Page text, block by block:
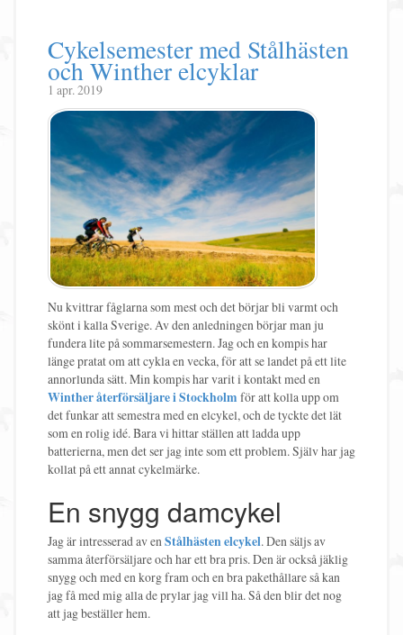
Cykelsemester med Stålhästen
och Winther elcyklar
1 apr. 2019
Nu kvittrar fåglarna som mest och det börjar bli varmt och
skönt i kalla Sverige. Av den anledningen börjar man ju
fundera lite på sommarsemestern. Jag och en kompis har
länge pratat om att cykla en vecka, för att se landet på ett lite
annorlunda sätt. Min kompis har varit i kontakt med en
Winther återförsäljare i Stockholm för att kolla upp om
det funkar att semestra med en elcykel, och de tyckte det lät
som en rolig idé. Bara vi hittar ställen att ladda upp
batterierna, men det ser jag inte som ett problem. Själv har jag
kollat på ett annat cykelmärke.
En snygg damcykel
Jag är intresserad av enStålhästen elcykel. Den säljs av
samma återförsäljare och har ett bra pris. Den är också jäklig
snygg och med en korg fram och en bra pakethållare så kan
jag få med mig alla de prylar jag vill ha. Så den blir det nog
att jag beställer hem.